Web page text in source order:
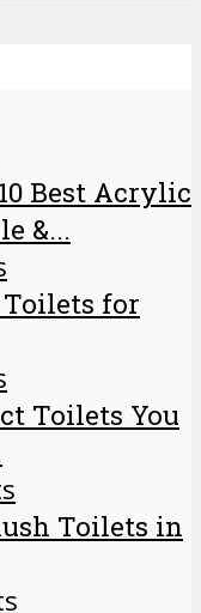
10 Best Acrylic
&...
Toilets for
Toilets You
Toilets in